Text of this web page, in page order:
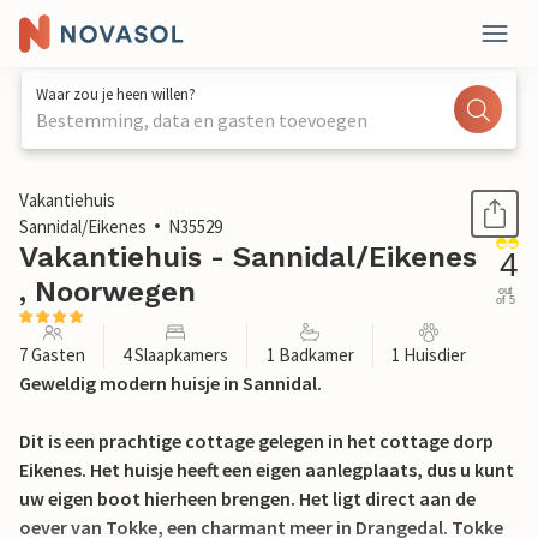
Waar zou je heen willen?
Bestemming, data en gasten toevoegen
1 / 27
Vakantiehuis
Sannidal/Eikenes
N35529
Vakantiehuis - Sannidal/Eikenes
, Noorwegen
4
out
of 5
7 Gasten 4 Slaapkamers 1 Badkamer 1 Huisdier
Geweldig modern huisje in Sannidal.
Dit is een prachtige cottage gelegen in het cottage dorp
Eikenes. Het huisje heeft een eigen aanlegplaats, dus u kunt
uw eigen boot hierheen brengen. Het ligt direct aan de
oever van Tokke, een charmant meer in Drangedal. Tokke